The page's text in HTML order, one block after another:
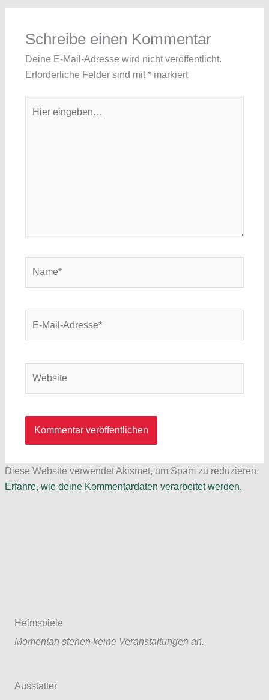
Schreibe einen Kommentar
Deine E-Mail-Adresse wird nicht veröffentlicht.
Erforderliche Felder sind mit*markiert
eingeben…
Diese Website verwendet Akismet, um Spam zu reduzieren.
Erfahre, wie deine Kommentardaten verarbeitet werden.
Heimspiele
Momentan stehen keine Veranstaltungen an.
Ausstatter